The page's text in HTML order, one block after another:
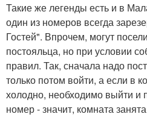
Такие же легенды есть и в
один из номеров всегда
Гостей". Впрочем, могут
постояльца, но при условии
правил. Так, сначала надо
только потом войти, а если в
холодно, необходимо выйти и
номер - значит, комната